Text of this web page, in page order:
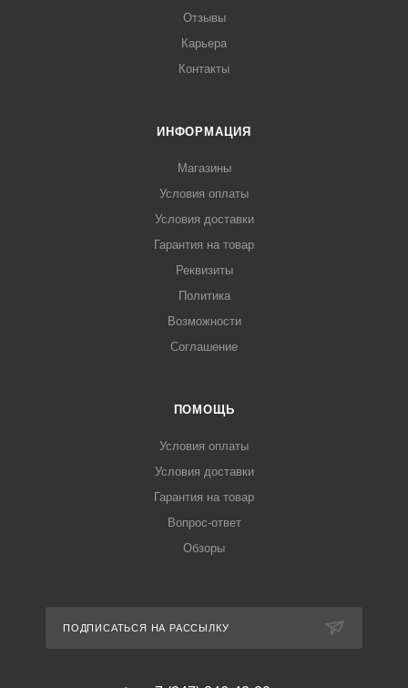
Отзывы
Карьера
Контакты
ИНФОРМАЦИЯ
Магазины
Условия оплаты
Условия доставки
Гарантия на товар
Реквизиты
Политика
Возможности
Соглашение
ПОМОЩЬ
Условия оплаты
Условия доставки
Гарантия на товар
Вопрос-ответ
Обзоры
ПОДПИСАТЬСЯ НА РАССЫЛКУ